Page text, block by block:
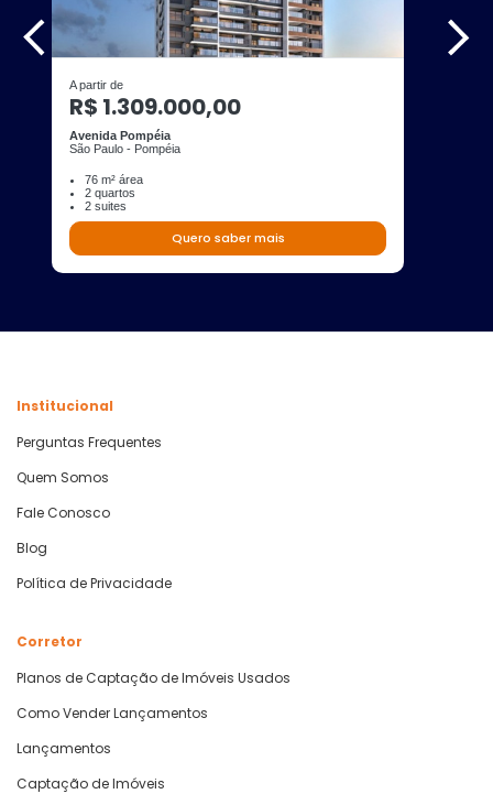
A partir de
R$ 1.309.000,00
Avenida Pompéia
São Paulo - Pompéia
76 m² área
2 quartos
2 suites
Quero saber mais
Institucional
Perguntas Frequentes
Quem Somos
Fale Conosco
Blog
Política de Privacidade
Corretor
Planos de Captação de Imóveis Usados
Como Vender Lançamentos
Lançamentos
Captação de Imóveis